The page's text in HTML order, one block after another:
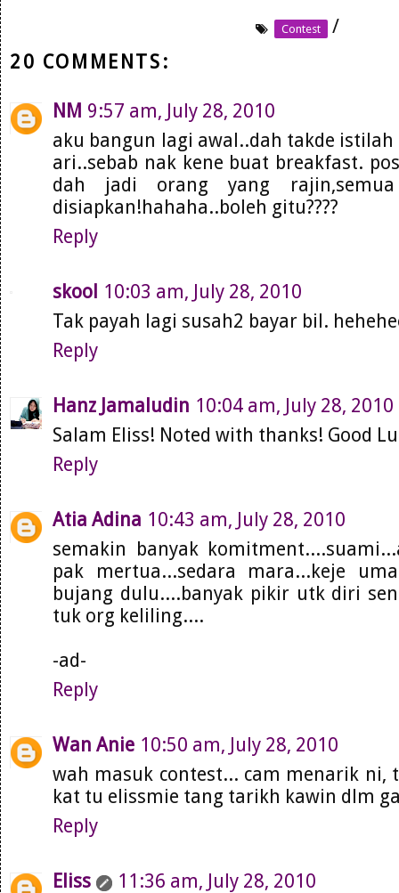
Contest
/
20 COMMENTS:
NM 9:57 am, July 28, 2010
aku bangun lagi awal..dah takde
ari..sebab nak kene buat breakfast.
dah jadi orang yang
disiapkan!hahaha..boleh gitu????
Reply
skool 10:03 am, July 28, 2010
Tak payah lagi susah2 bayar bil.
Reply
Hanz Jamaludin 10:04 am, July 28, 2010
Salam Eliss! Noted with thanks! Good
Reply
Atia Adina 10:43 am, July 28, 2010
semakin banyak
pak mertua...sedara mara...keje
bujang dulu....banyak pikir utk diri
tuk org keliling....
-ad-
Reply
Wan Anie 10:50 am, July 28, 2010
wah masuk contest... cam menarik ni,
kat tu elissmie tang tarikh kawin dlm
Reply
Eliss
11:36 am, July 28, 2010